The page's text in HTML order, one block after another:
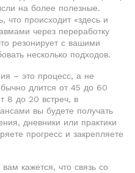
на более полезные.
что происходит «здесь и
через переработку
резонирует с вашими
несколько подходов.
– это процесс, а не
длится от 45 до 60
8 до 20 встреч, в
вы будете получать
дневники или практики
прогресс и закрепляете
кажется, что связь со